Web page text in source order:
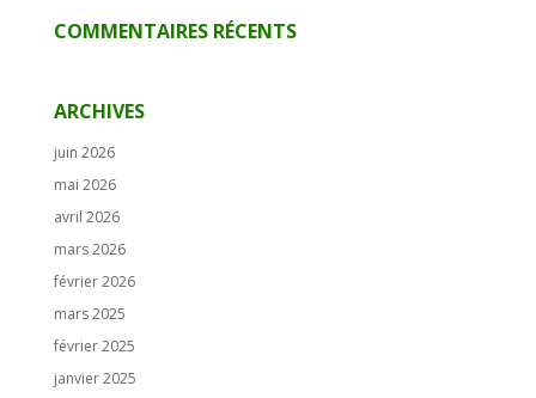
COMMENTAIRES RÉCENTS
ARCHIVES
juin 2026
mai 2026
avril 2026
mars 2026
février 2026
mars 2025
février 2025
janvier 2025